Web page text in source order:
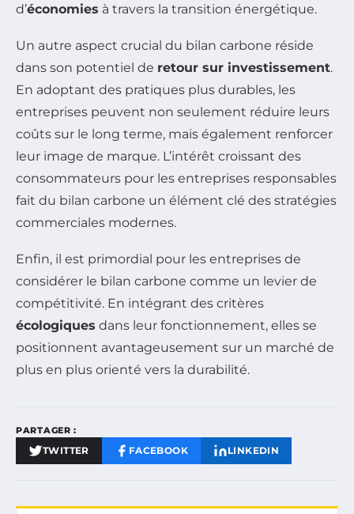
d’économies à travers la transition énergétique.
Un autre aspect crucial du bilan carbone réside
dans son potentiel de retour sur investissement.
En adoptant des pratiques plus durables, les
entreprises peuvent non seulement réduire leurs
coûts sur le long terme, mais également renforcer
leur image de marque. L’intérêt croissant des
consommateurs pour les entreprises responsables
fait du bilan carbone un élément clé des stratégies
commerciales modernes.
Enfin, il est primordial pour les entreprises de
considérer le bilan carbone comme un levier de
compétitivité. En intégrant des critères
écologiques dans leur fonctionnement, elles se
positionnent avantageusement sur un marché de
plus en plus orienté vers la durabilité.
PARTAGER :
TWITTER FACEBOOK LINKEDIN